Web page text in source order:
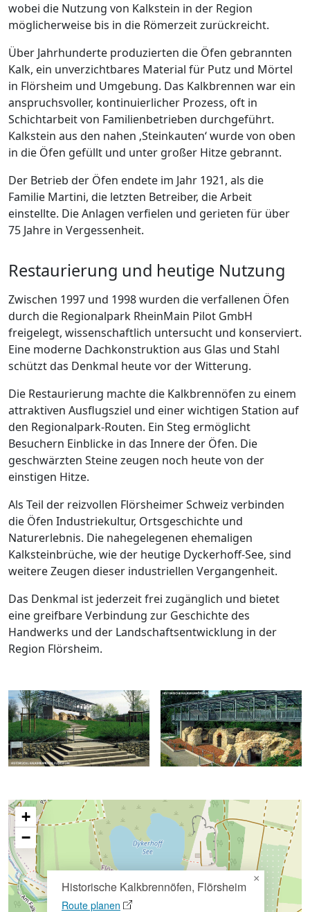
wobei die Nutzung von Kalkstein in der Region
möglicherweise bis in die Römerzeit zurückreicht.
Über Jahrhunderte produzierten die Öfen gebrannten
Kalk, ein unverzichtbares Material für Putz und Mörtel
in Flörsheim und Umgebung. Das Kalkbrennen war ein
anspruchsvoller, kontinuierlicher Prozess, oft in
Schichtarbeit von Familienbetrieben durchgeführt.
Kalkstein aus den nahen ‚Steinkauten‘ wurde von oben
in die Öfen gefüllt und unter großer Hitze gebrannt.
Der Betrieb der Öfen endete im Jahr 1921, als die
Familie Martini, die letzten Betreiber, die Arbeit
einstellte. Die Anlagen verfielen und gerieten für über
75 Jahre in Vergessenheit.
Restaurierung und heutige Nutzung
Zwischen 1997 und 1998 wurden die verfallenen Öfen
durch die Regionalpark RheinMain Pilot GmbH
freigelegt, wissenschaftlich untersucht und konserviert.
Eine moderne Dachkonstruktion aus Glas und Stahl
schützt das Denkmal heute vor der Witterung.
Die Restaurierung machte die Kalkbrennöfen zu einem
attraktiven Ausflugsziel und einer wichtigen Station auf
den Regionalpark-Routen. Ein Steg ermöglicht
Besuchern Einblicke in das Innere der Öfen. Die
geschwärzten Steine zeugen noch heute von der
einstigen Hitze.
Als Teil der reizvollen Flörsheimer Schweiz verbinden
die Öfen Industriekultur, Ortsgeschichte und
Naturerlebnis. Die nahegelegenen ehemaligen
Kalksteinbrüche, wie der heutige Dyckerhoff-See, sind
weitere Zeugen dieser industriellen Vergangenheit.
Das Denkmal ist jederzeit frei zugänglich und bietet
eine greifbare Verbindung zur Geschichte des
Handwerks und der Landschaftsentwicklung in der
Region Flörsheim.
Historische Kalkbrennöfen, Flörsheim
Route planen
×
+
−